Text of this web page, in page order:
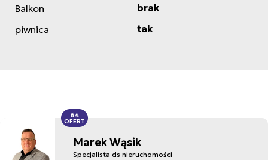
Balkon
brak
piwnica
tak
Marek Wąsik
Specjalista ds nieruchomości
64
OFERT